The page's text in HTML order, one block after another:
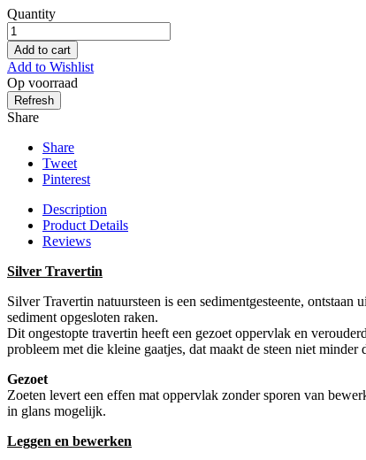
Quantity
Add to cart
Add to Wishlist
Op voorraad
Share
Share
Tweet
Pinterest
Description
Product Details
Reviews
Silver Travertin
Silver Travertin natuursteen is een sedimentgesteente,
sediment opgesloten raken.
Dit ongestopte travertin heeft een gezoet oppervlak en
probleem met die kleine gaatjes, dat maakt de steen niet minder
Gezoet
Zoeten levert een effen mat oppervlak zonder sporen van
in glans mogelijk.
Leggen en bewerken